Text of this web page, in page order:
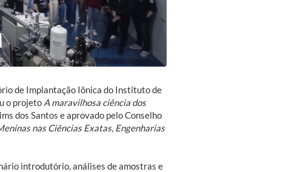
de Implantação Iônica do Instituto de
o projeto A maravilhosa ciência dos
dos Santos e aprovado pelo Conselho
nas Ciências Exatas, Engenharias
introdutório, análises de amostras e